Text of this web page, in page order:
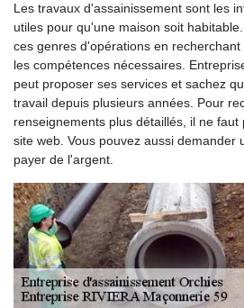
Les travaux d'assainissement sont les
utiles pour qu'une maison soit
ces genres d'opérations en
les compétences nécessaires.
peut proposer ses services et sachez
travail depuis plusieurs années. Pour
renseignements plus détaillés, il ne faut
site web. Vous pouvez aussi demander
payer de l'argent.